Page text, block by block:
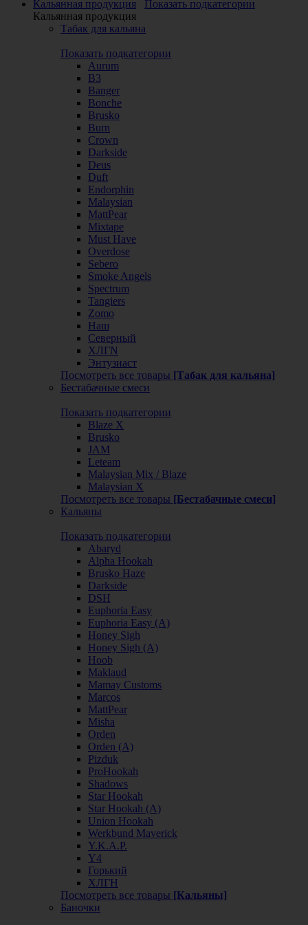
Кальянная продукция
Показать подкатегории
Кальянная продукция
Табак для кальяна
Показать подкатегории
Aurum
B3
Banger
Bonche
Brusko
Burn
Crown
Darkside
Deus
Duft
Endorphin
Malaysian
MattPear
Mixtape
Must Have
Overdose
Sebero
Smoke Angels
Spectrum
Tangiers
Zomo
Наш
Северный
ХЛГN
Энтузиаст
Посмотреть все товары [Табак для кальяна]
Бестабачные смеси
Показать подкатегории
Blaze X
Brusko
JAM
Leteam
Malaysian Mix / Blaze
Malaysian X
Посмотреть все товары [Бестабачные смеси]
Кальяны
Показать подкатегории
Abaryd
Alpha Hookah
Brusko Haze
Darkside
DSH
Euphoria Easy
Euphoria Easy (А)
Honey Sigh
Honey Sigh (А)
Hoob
Maklaud
Mamay Customs
Marcos
MattPear
Misha
Orden
Orden (А)
Pizduk
ProHookah
Shadows
Star Hookah
Star Hookah (А)
Union Hookah
Werkbund Maverick
Y.K.A.P.
Y4
Горький
ХЛГН
Посмотреть все товары [Кальяны]
Баночки